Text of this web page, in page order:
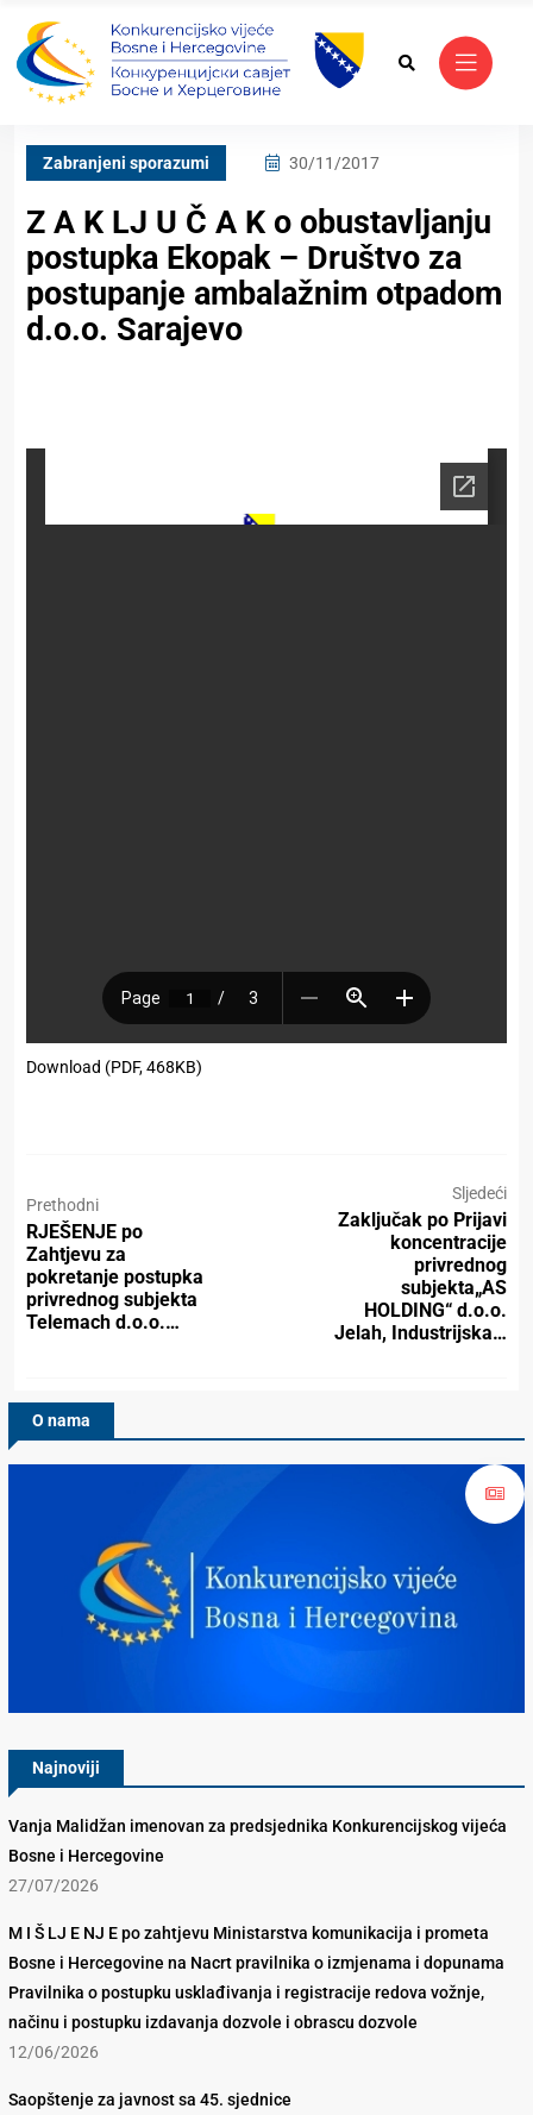
Zabranjeni sporazumi 30/11/2017
Z A K LJ U Č A K o obustavljanju
postupka Ekopak – Društvo za
postupanje ambalažnim otpadom
d.o.o. Sarajevo
Download (PDF, 468KB)
Prethodni
RJEŠENJE po
Zahtjevu za
pokretanje postupka
privrednog subjekta
Telemach d.o.o.…
Sljedeći
Zaključak po Prijavi
koncentracije
privrednog
subjekta„AS
HOLDING“ d.o.o.
Jelah, Industrijska…
O nama
Najnoviji
Vanja Malidžan imenovan za predsjednika Konkurencijskog vijeća
Bosne i Hercegovine
27/07/2026
M I Š LJ E NJ E po zahtjevu Ministarstva komunikacija i prometa
Bosne i Hercegovine na Nacrt pravilnika o izmjenama i dopunama
Pravilnika o postupku usklađivanja i registracije redova vožnje,
načinu i postupku izdavanja dozvole i obrascu dozvole
12/06/2026
Saopštenje za javnost sa 45. sjednice